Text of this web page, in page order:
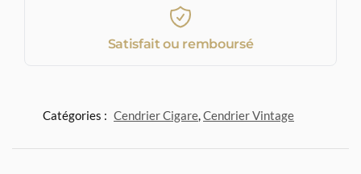
Satisfait ou remboursé
Catégories : Cendrier Cigare,Cendrier Vintage